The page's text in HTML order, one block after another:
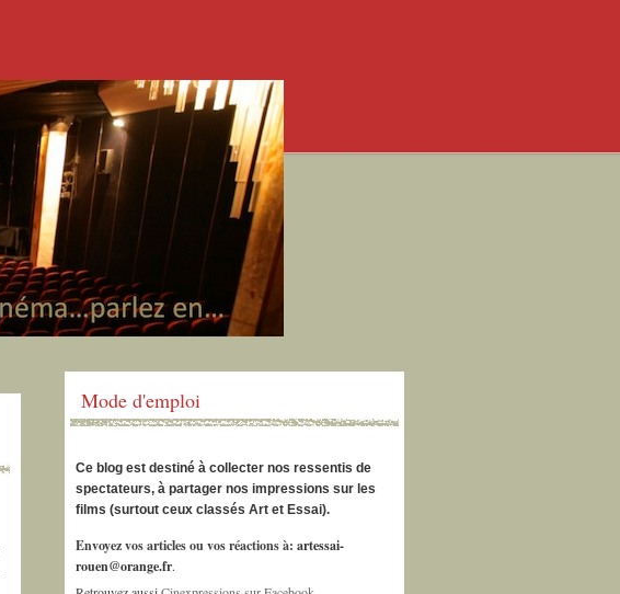
Mode d'emploi
Ce blog est destiné à collecter nos ressentis de
spectateurs, à partager nos impressions sur les
films (surtout ceux classés Art et Essai).
Envoyez vos articles ou vos réactions à: artessai-
rouen@orange.fr.